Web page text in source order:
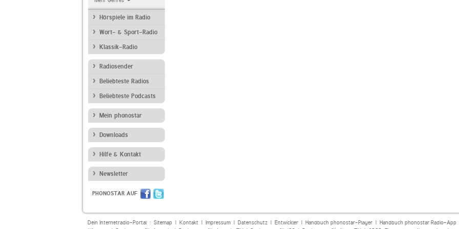
Hörspiele im Radio
Wort- & Sport-Radio
Klassik-Radio
Radiosender
Beliebteste Radios
Beliebteste Podcasts
Mein phonostar
Downloads
Hilfe & Kontakt
Newsletter
PHONOSTAR AUF
Dein Internetradio-Portal : Sitemap| Kontakt| Impressum| Datenschutz| Entwickler| Handbuch phonostar-Player| Handbuch phonostar Radio-App